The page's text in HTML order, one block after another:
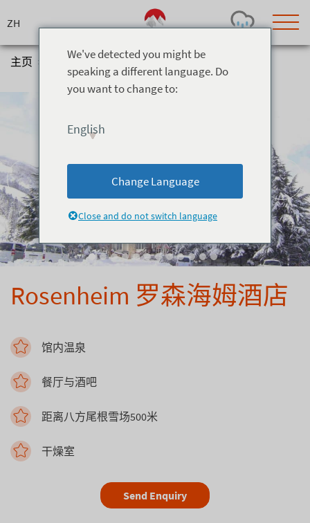
to
Today's Outlook
Snow (cm)
24h
- - -
0
Bottom Top
Lifts open Runs (%)
0
0
Current
0
Feels Like
-
0 0
主页 > 住宿 > 酒店 > Rosenheim 罗森海姆酒店
Rosenheim 罗森海姆酒店
馆内温泉
餐厅与酒吧
距离八方尾根雪场500米
干燥室
Send Enquiry
We've detected you might be
speaking a different language. Do
you want to change to:
English
Change Language
Close and do not switch language